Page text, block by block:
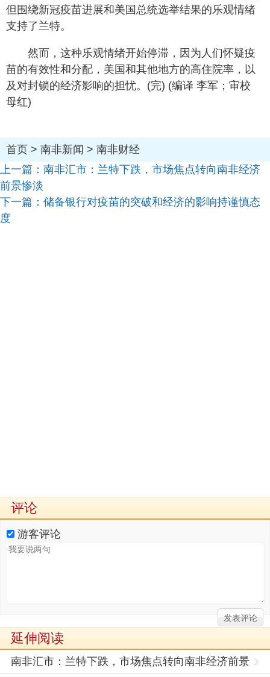
但围绕新冠疫苗进展和美国总统选举结果的乐观情绪
支持了兰特。
然而，这种乐观情绪开始停滞，因为人们怀疑疫
苗的有效性和分配，美国和其他地方的高住院率，以
及对封锁的经济影响的担忧。(完) (编译 李军；审校
母红)
首页 > 南非新闻 > 南非财经
上一篇： 南非汇市：兰特下跌，市场焦点转向南非经济
前景惨淡
下一篇： 储备银行对疫苗的突破和经济的影响持谨慎态
度
评论
游客评论
延伸阅读
南非汇市：兰特下跌，市场焦点转向南非经济前景